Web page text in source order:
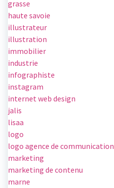
grasse
haute savoie
illustrateur
illustration
immobilier
industrie
infographiste
instagram
internet web design
jalis
lisaa
logo
logo agence de communication
marketing
marketing de contenu
marne